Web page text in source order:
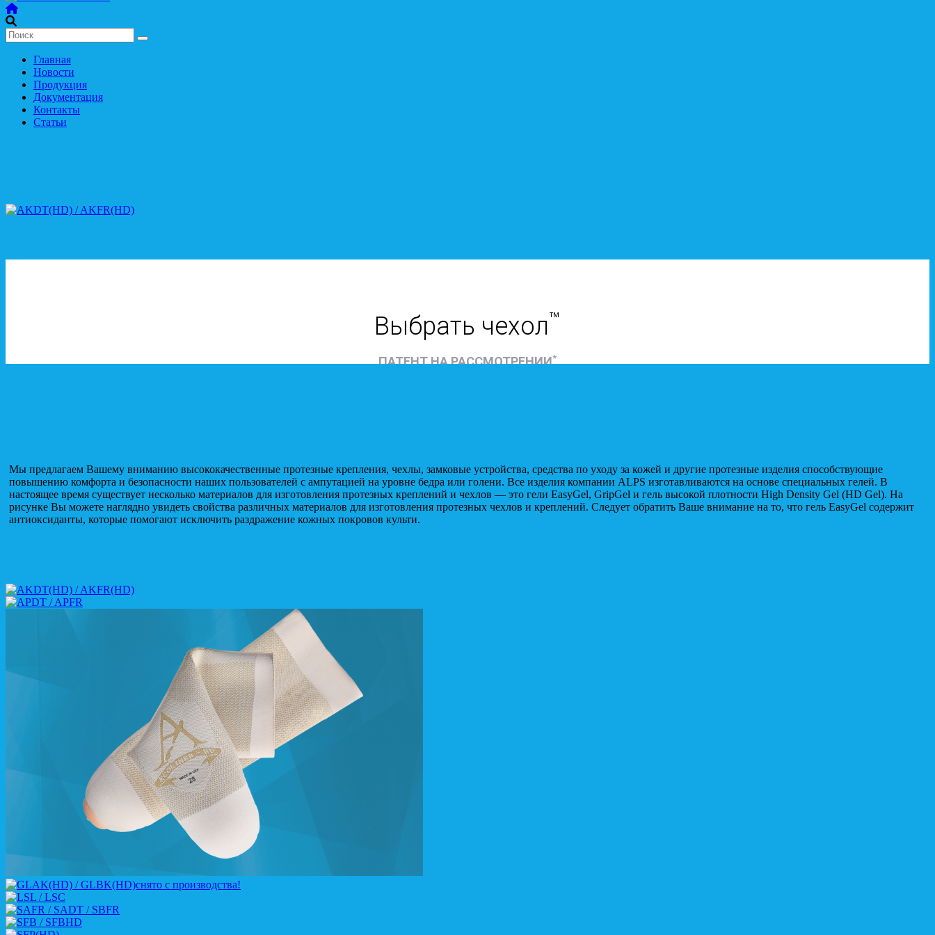
Главная
Новости
Продукция
Документация
Контакты
Статьи
Мы предлагаем Вашему вниманию высококачественные протезные крепления, чехлы, замковые устройства, средства по уходу за кожей и другие протезные изделия способствующие
повышению комфорта и безопасности наших пользователей с ампутацией на уровне бедра или голени. Все изделия компании ALPS изготавливаются на основе специальных гелей. В
настоящее время существует несколько материалов для изготовления протезных креплений и чехлов — это гели EasyGel, GripGel и гель высокой плотности High Density Gel (HD Gel). На
рисунке Вы можете наглядно увидеть свойства различных материалов для изготовления протезных чехлов и креплений. Следует обратить Ваше внимание на то, что гель EasyGel содержит
антиоксиданты, которые помогают исключить раздражение кожных покровов культи.